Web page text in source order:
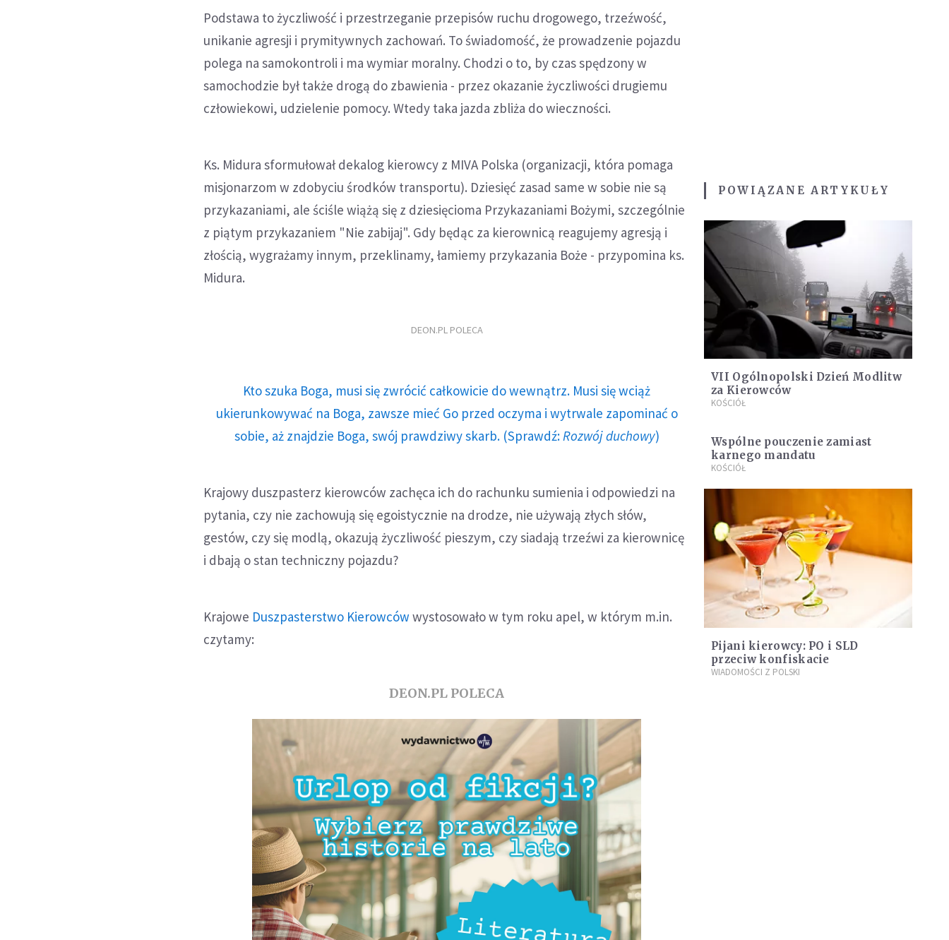
Podstawa to życzliwość i przestrzeganie przepisów ruchu drogowego, trzeźwość,
unikanie agresji i prymitywnych zachowań. To świadomość, że prowadzenie pojazdu
polega na samokontroli i ma wymiar moralny. Chodzi o to, by czas spędzony w
samochodzie był także drogą do zbawienia - przez okazanie życzliwości drugiemu
człowiekowi, udzielenie pomocy. Wtedy taka jazda zbliża do wieczności.
Ks. Midura sformułował dekalog kierowcy z MIVA Polska (organizacji, która pomaga
misjonarzom w zdobyciu środków transportu). Dziesięć zasad same w sobie nie są
przykazaniami, ale ściśle wiążą się z dziesięcioma Przykazaniami Bożymi, szczególnie
z piątym przykazaniem "Nie zabijaj". Gdy będąc za kierownicą reagujemy agresją i
złością, wygrażamy innym, przeklinamy, łamiemy przykazania Boże - przypomina ks.
Midura.
DEON.PL POLECA
Kto szuka Boga, musi się zwrócić całkowicie do wewnątrz. Musi się wciąż
ukierunkowywać na Boga, zawsze mieć Go przed oczyma i wytrwale zapominać o
sobie, aż znajdzie Boga, swój prawdziwy skarb. (Sprawdź: Rozwój duchowy)
Krajowy duszpasterz kierowców zachęca ich do rachunku sumienia i odpowiedzi na
pytania, czy nie zachowują się egoistycznie na drodze, nie używają złych słów,
gestów, czy się modlą, okazują życzliwość pieszym, czy siadają trzeźwi za kierownicę
i dbają o stan techniczny pojazdu?
Krajowe Duszpasterstwo Kierowców wystosowało w tym roku apel, w którym m.in.
czytamy:
DEON.PL POLECA
POWIĄZANE ARTYKUŁY
VII Ogólnopolski Dzień Modlitw
za Kierowców
KOŚCIÓŁ
Wspólne pouczenie zamiast
karnego mandatu
KOŚCIÓŁ
Pijani kierowcy: PO i SLD
przeciw konfiskacie
WIADOMOŚCI Z POLSKI